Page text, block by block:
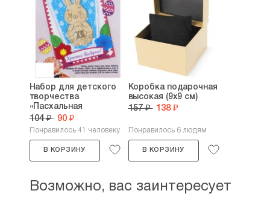
Набор для детского
творчества
«Пасхальная
открытка...
104 ₽ 90 ₽
Понравилось 41 человеку
В КОРЗИНУ
Коробка подарочная
высокая (9х9 см)
157 ₽ 138 ₽
Понравилось 6 людям
В КОРЗИНУ
Возможно, вас заинтересует